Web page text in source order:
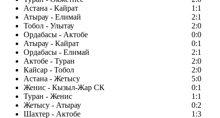
Астана - Кайрат
1:1
Атырау - Елимай
2:1
Тобол - Улытау
2:0
Ордабасы - Актобе
0:0
Атырау - Кайрат
0:1
Ордабасы - Елимай
2:1
Актобе - Туран
2:0
Кайсар - Тобол
2:0
Астана - Жетысу
5:0
Женис - Кызыл-Жар СК
0:1
Туран - Женис
1:1
Жетысу - Атырау
0:2
Шахтер - Актобе
1:3